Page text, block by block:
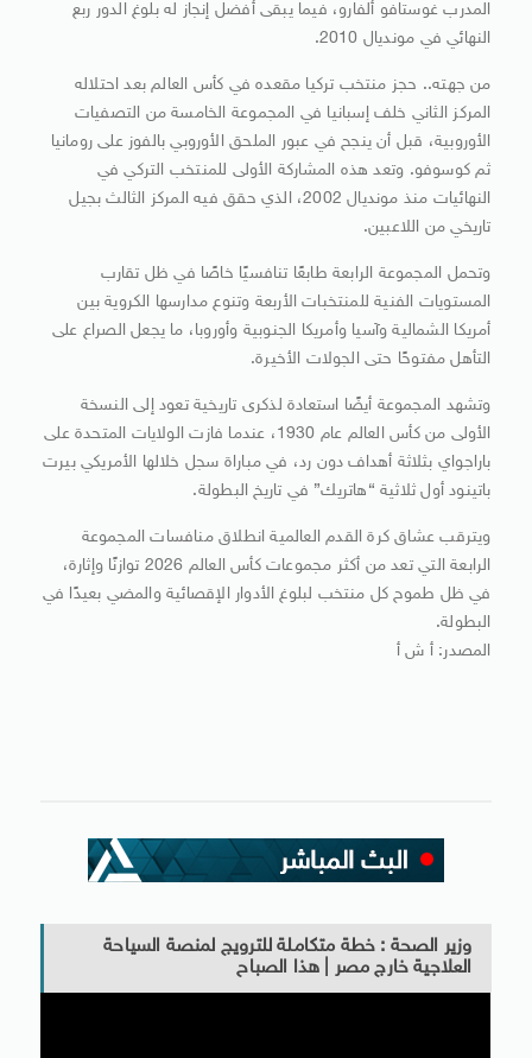
المدرب غوستافو ألفارو، فيما يبقى أفضل إنجاز له بلوغ الدور ربع
النهائي في مونديال 2010.
من جهته.. حجز منتخب تركيا مقعده في كأس العالم بعد احتلاله
المركز الثاني خلف إسبانيا في المجموعة الخامسة من التصفيات
الأوروبية، قبل أن ينجح في عبور الملحق الأوروبي بالفوز على رومانيا
ثم كوسوفو. وتعد هذه المشاركة الأولى للمنتخب التركي في
النهائيات منذ مونديال 2002، الذي حقق فيه المركز الثالث بجيل
تاريخي من اللاعبين.
وتحمل المجموعة الرابعة طابعًا تنافسيًا خاصًا في ظل تقارب
المستويات الفنية للمنتخبات الأربعة وتنوع مدارسها الكروية بين
أمريكا الشمالية وآسيا وأمريكا الجنوبية وأوروبا، ما يجعل الصراع على
التأهل مفتوحًا حتى الجولات الأخيرة.
وتشهد المجموعة أيضًا استعادة لذكرى تاريخية تعود إلى النسخة
الأولى من كأس العالم عام 1930، عندما فازت الولايات المتحدة على
باراجواي بثلاثة أهداف دون رد، في مباراة سجل خلالها الأمريكي بيرت
باتينود أول ثلاثية “هاتريك” في تاريخ البطولة.
ويترقب عشاق كرة القدم العالمية انطلاق منافسات المجموعة
الرابعة التي تعد من أكثر مجموعات كأس العالم 2026 توازنًا وإثارة،
في ظل طموح كل منتخب لبلوغ الأدوار الإقصائية والمضي بعيدًا في
البطولة.
المصدر: أ ش أ
وزير الصحة : خطة متكاملة للترويج لمنصة السياحة
العلاجية خارج مصر | هذا الصباح